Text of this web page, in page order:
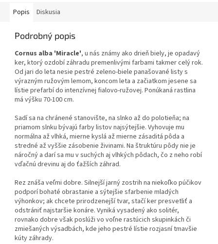
Popis Diskusia
Podrobný popis
Cornus alba 'Miracle', u nás známy ako drieň biely, je opadavý
ker, ktorý ozdobí záhradu premenlivými farbami takmer celý rok.
Od jari do leta nesie pestré zeleno-biele panašované listy s
výrazným ružovým lemom, koncom leta a začiatkom jesene sa
lístie prefarbí do intenzívnej fialovo-ružovej. Ponúkaná rastlina
má výšku 70-100 cm.
Sadí sa na chránené stanovište, na slnko až do polotieňa; na
priamom slnku bývajú farby listov najsýtejšie. Vyhovuje mu
normálna až vlhká, mierne kyslá až mierne zásaditá pôda a
stredné až vyššie zásobenie živinami. Na štruktúru pôdy nie je
náročný a darí sa mu v suchých aj vlhkých pôdach, čo z neho robí
vďačnú drevinu aj do ťažších záhrad.
Rez znáša veľmi dobre. Silnejší jarný zostrih na niekoľko púčikov
podporí bohaté obrastanie a sýtejšie sfarbenie mladých
výhonkov; ak chcete prirodzenejší tvar, stačí ker presvetliť a
odstrániť najstaršie konáre. Vyniká vysadený ako solitér,
rovnako dobre však poslúži vo voľne rastúcich skupinkách či
zmiešaných výsadbách, kde jeho pestré lístie rozjasní tmavšie
kúty záhrady.